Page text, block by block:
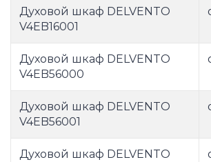
Духовой шкаф DELVENTO
V4EB16001
Духовой шкаф DELVENTO
V4EB56000
Духовой шкаф DELVENTO
V4EB56001
Духовой шкаф DELVENTO